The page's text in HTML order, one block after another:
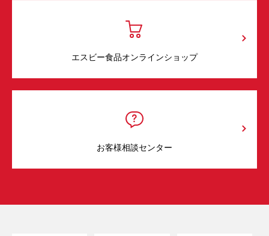
エスビー食品オンラインショップ
お客様相談センター